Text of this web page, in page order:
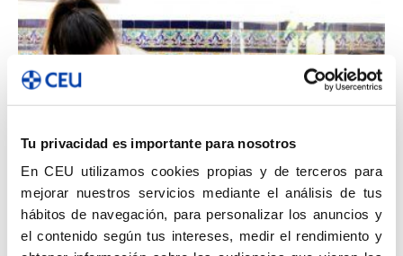
Tu privacidad es importante para nosotros
En CEU utilizamos cookies propias y de terceros para
mejorar nuestros servicios mediante el análisis de tus
hábitos de navegación, para personalizar los anuncios y
el contenido según tus intereses, medir el rendimiento y
Actividades
Talleres de higiene bucodental para
alumnos de Primaria
ISEP CEU CV 5 noviembre 2019